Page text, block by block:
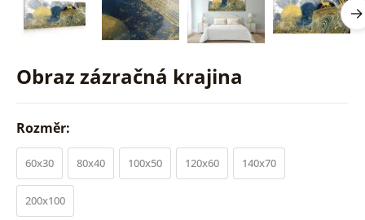
Obraz zázračná krajina
Rozměr:
60x30 80x40 100x50 120x60 140x70
200x100